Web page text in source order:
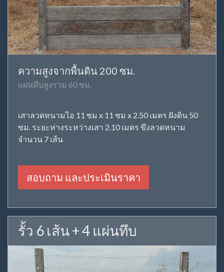
ความสูงจากพื้นดิน 200 ซม.
แผ่นทึบสูงรวม 60 ซม.
เสาลวดหนามไอ 11 ซม x 11 ซม x 2.50 เมตร ฝังดิน 50
ซม. ระยะห่างระหว่างเสา 2.10 เมตร ขึงลวดหนาม
จำนวน 7 เส้น
สอบถาม และประเมินราคา
รั้ว 6 เส้น + 4 แผ่นทึบ